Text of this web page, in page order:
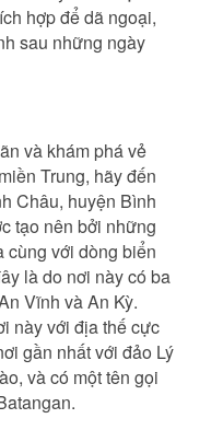
hợp để dã ngoại,
sau những ngày
và khám phá vẻ
Trung, hãy đến
Châu, huyện Bình
tạo nên bởi những
cùng với dòng biển
là do nơi này có ba
Vĩnh và An Kỳ.
này với địa thế cực
gần nhất với đảo Lý
và có một tên gọi